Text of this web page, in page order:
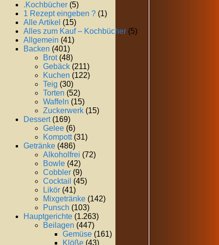
.Kochbücher (5)
1 Rezept eingeben ? (1)
Alle Artikel (15)
Alles zum Kauf – Kochbücher (5)
Allgemein (41)
Backen (401)
Brot(48)
Gebäck (211)
Kuchen (122)
Teig (30)
Torten (52)
Waffeln (15)
Zuckerwerk (15)
Dessert(169)
Gelee (6)
Kompott(31)
Getränke (486)
Alkoholfrei (72)
Bowle (42)
Cobbler (9)
Cocktail (45)
Likör (41)
Mixgetränke (142)
Punsch (103)
Hauptgerichte (1.263)
Beilagen (447)
Gemüse (161)
Klöße (43)